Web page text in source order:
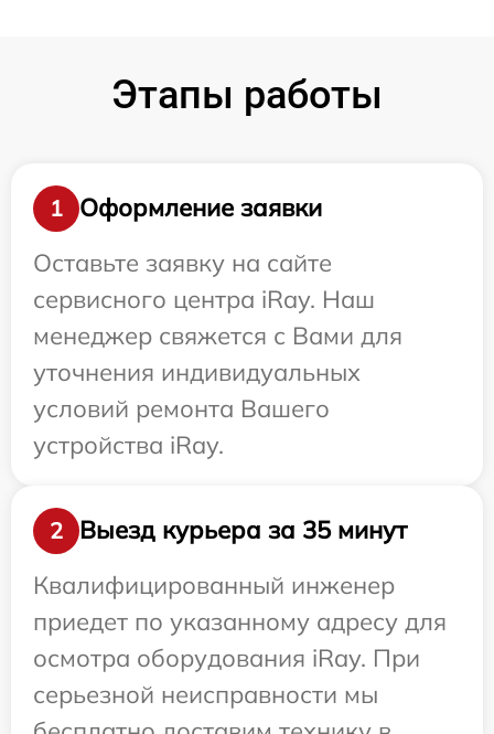
Этапы работы
1
Оформление заявки
Оставьте заявку на сайте
сервисного центра iRay. Наш
менеджер свяжется с Вами для
уточнения индивидуальных
условий ремонта Вашего
устройства iRay.
2
Выезд курьера за 35 минут
Квалифицированный инженер
приедет по указанному адресу для
осмотра оборудования iRay. При
серьезной неисправности мы